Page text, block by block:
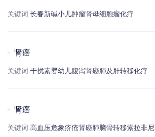
关键词:长春新碱小儿肿瘤肾母细胞瘤化疗
肾癌
关键词:干扰素婴幼儿腹泻肾癌肺及肝转移化疗
肾癌
关键词:高血压危象疥疮肾癌肺脑骨转移索拉非尼